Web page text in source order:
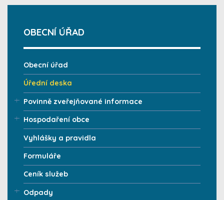
OBECNÍ ÚŘAD
Obecní úřad
Úřední deska
Povinně zveřejňované informace
Hospodaření obce
Vyhlášky a pravidla
Formuláře
Ceník služeb
Odpady